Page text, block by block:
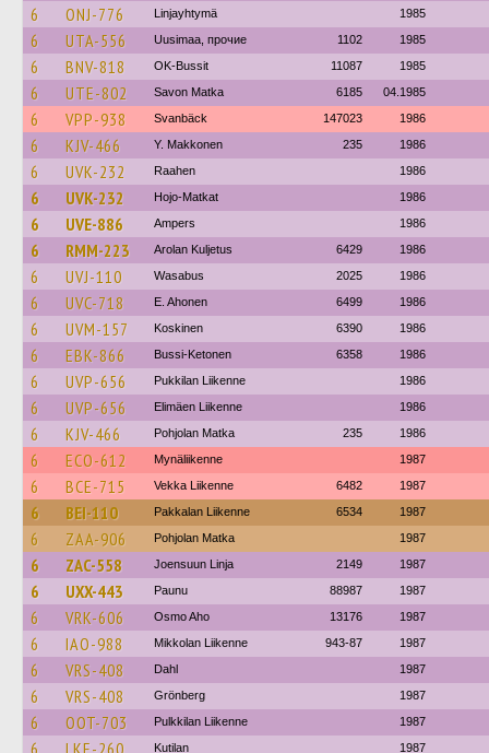
6 ONJ-776 Linjayhtymä 1985
6 UTA-556 Uusimaa, прочие 1102 1985
6 BNV-818 OK-Bussit 11087 1985
6 UTE-802 Savon Matka 6185 04.1985
6 VPP-938 Svanbäck 147023 1986
6 KJV-466 Y. Makkonen 235 1986
6 UVK-232 Raahen 1986
6 UVK-232 Hojo-Matkat 1986
6 UVE-886 Ampers 1986
6 RMM-223 Arolan Kuljetus 6429 1986
6 UVJ-110 Wasabus 2025 1986
6 UVC-718 E. Ahonen 6499 1986
6 UVM-157 Koskinen 6390 1986
6 EBK-866 Bussi-Ketonen 6358 1986
6 UVP-656 Pukkilan Liikenne 1986
6 UVP-656 Elimäen Liikenne 1986
6 KJV-466 Pohjolan Matka 235 1986
6 ECO-612 Mynäliikenne 1987
6 BCE-715 Vekka Liikenne 6482 1987
6 BEI-110 Pakkalan Liikenne 6534 1987
6 ZAA-906 Pohjolan Matka 1987
6 ZAC-558 Joensuun Linja 2149 1987
6 UXX-443 Paunu 88987 1987
6 VRK-606 Osmo Aho 13176 1987
6 IAO-988 Mikkolan Liikenne 943-87 1987
6 VRS-408 Dahl 1987
6 VRS-408 Grönberg 1987
6 OOT-703 Pulkkilan Liikenne 1987
6 LKE-260 Kutilan 1987